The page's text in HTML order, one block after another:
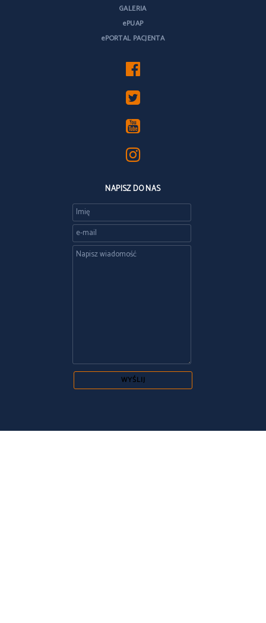
GALERIA
ePUAP
ePORTAL PACJENTA
NAPISZ DO NAS